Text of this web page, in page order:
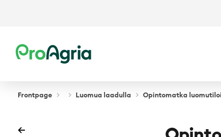
ProAgria
Frontpage Luomua laadulla Opintomatka